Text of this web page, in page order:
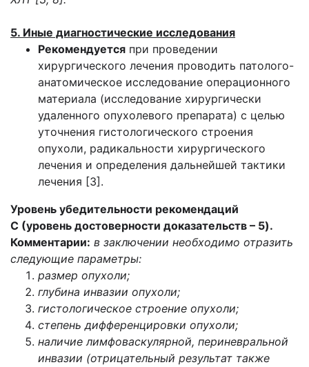
5. Иные диагностические исследования
Рекомендуется при проведении
хирургического лечения проводить патолого-
анатомическое исследование операционного
материала (исследование хирургически
удаленного опухолевого препарата) с целью
уточнения гистологического строения
опухоли, радикальности хирургического
лечения и определения дальнейшей тактики
лечения [3].
Уровень убедительности рекомендаций
C (уровень достоверности доказательств – 5).
Комментарии: в заключении необходимо отразить
следующие параметры:
размер опухоли;
глубина инвазии опухоли;
гистологическое строение опухоли;
степень дифференцировки опухоли;
наличие лимфоваскулярной, периневральной
инвазии (отрицательный результат также